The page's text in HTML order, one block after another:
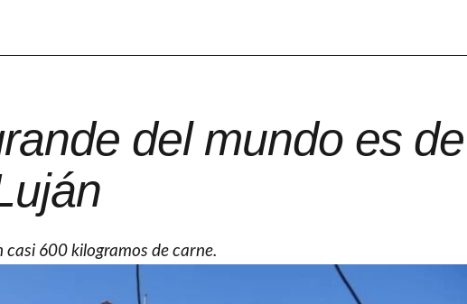
del mundo es de
casi 600 kilogramos de carne.